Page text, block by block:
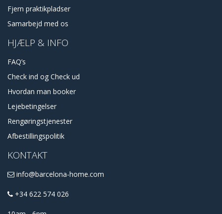
Fjern praktikpladser
Samarbejd med os
HJÆLP & INFO
FAQ’s
Check ind og Check ud
Hvordan man booker
Lejebetingelser
Rengøringstjenester
Afbestillingspolitik
KONTAKT
info@barcelona-home.com
+34 622 574 026